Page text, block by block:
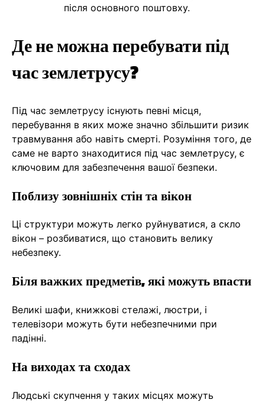
після основного поштовху.
Де не можна перебувати під
час землетрусу?
Під час землетрусу існують певні місця,
перебування в яких може значно збільшити ризик
травмування або навіть смерті. Розуміння того, де
саме не варто знаходитися під час землетрусу, є
ключовим для забезпечення вашої безпеки.
Поблизу зовнішніх стін та вікон
Ці структури можуть легко руйнуватися, а скло
вікон – розбиватися, що становить велику
небезпеку.
Біля важких предметів, які можуть впасти
Великі шафи, книжкові стелажі, люстри, і
телевізори можуть бути небезпечними при
падінні.
На виходах та сходах
Людські скупчення у таких місцях можуть